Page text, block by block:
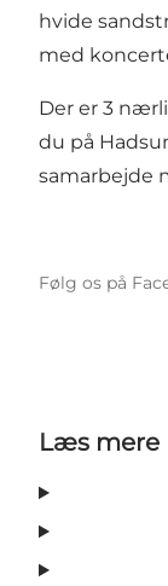
hvide
med
Der er 3
du på
samarbejde
Følg os på
Læs mere